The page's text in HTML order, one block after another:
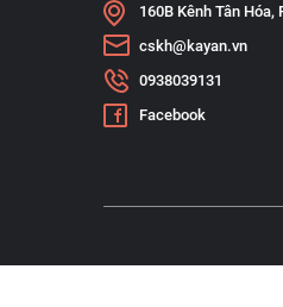
160B Kênh Tân Hóa,
cskh@kayan.vn
0938039131
Facebook